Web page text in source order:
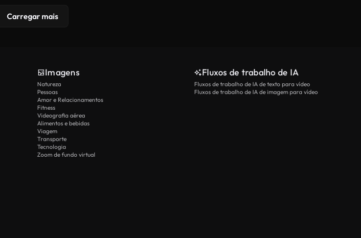
Carregar mais
Imagens
Natureza
Pessoas
Amor e Relacionamentos
Fitness
Videografia aérea
Alimentos e bebidas
Viagem
Transporte
Tecnologia
Zoom de fundo virtual
Fluxos de trabalho de IA
Fluxos de trabalho de IA de texto para vídeo
Fluxos de trabalho de IA de imagem para vídeo